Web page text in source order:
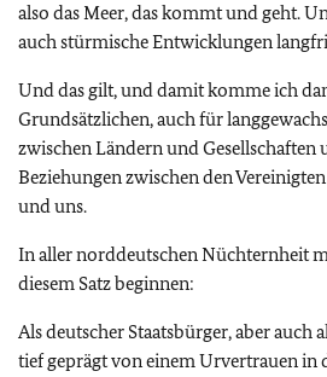
also das Meer, das kommt und geht.
auch stürmische Entwicklungen
Und das gilt, und damit komme ich
Grundsätzlichen, auch für
zwischen Ländern und Gesellschaften
Beziehungen zwischen den
und uns.
In aller norddeutschen Nüchternheit
diesem Satz beginnen:
Als deutscher Staatsbürger, aber auch
tief geprägt von einem Urvertrauen in